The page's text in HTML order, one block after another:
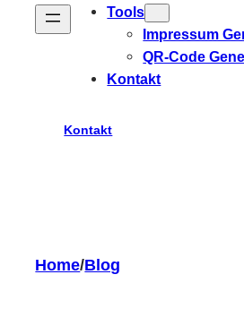
Tools
Impressum
QR-Code
Kontakt
Kontakt
Home/Blog